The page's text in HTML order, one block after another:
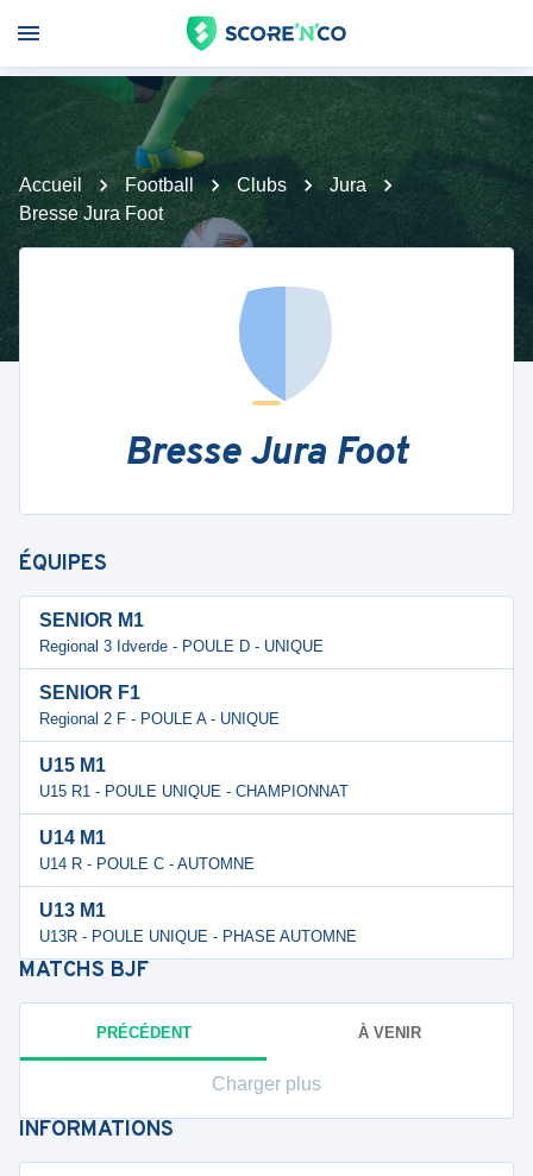
Accueil Football Clubs
Jura
Bresse Jura Foot
Bresse Jura Foot
ÉQUIPES
SENIOR M1
Regional 3 Idverde - POULE D - UNIQUE
SENIOR F1
Regional 2 F - POULE A - UNIQUE
U15 M1
U15 R1 - POULE UNIQUE - CHAMPIONNAT
U14 M1
U14 R - POULE C - AUTOMNE
U13 M1
U13R - POULE UNIQUE - PHASE AUTOMNE
MATCHS BJF
PRÉCÉDENT À VENIR
Charger plus
INFORMATIONS